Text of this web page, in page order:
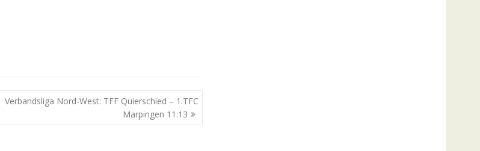
Verbandsliga Nord-West: TFF Quierschied – 1.TFC
Marpingen 11:13